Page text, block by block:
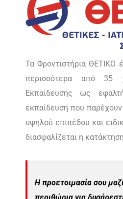
Τα Φροντιστήρια ΘΕΤΙΚΟ
περισσότερα από 35
Εκπαίδευσης ως
εκπαίδευση που
υψηλού επιπέδου και
διασφαλίζεται η
Η προετοιμασία σου
περιθώρια για